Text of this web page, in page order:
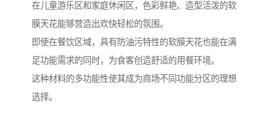
在儿童游乐区和家庭休闲区，色彩鲜艳、造型活泼的软
膜天花能够营造出欢快轻松的氛围。
即使在餐饮区域，具有防油污特性的软膜天花也能在满
足功能需求的同时，为食客创造舒适的用餐环境。
这种材料的多功能性使其成为商场不同功能分区的理想
选择。